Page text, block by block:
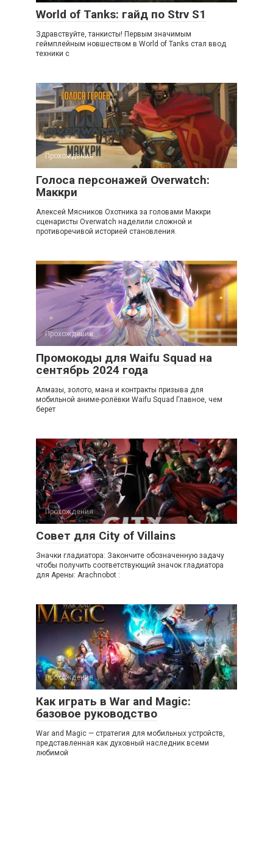
World of Tanks: гайд по Strv S1
Здравствуйте, танкисты! Первым значимым
геймплейным новшеством в World of Tanks стал ввод
техники с
Прохождения
Голоса персонажей Overwatch:
Маккри
Алексей Мясников Охотника за головами Маккри
сценаристы Overwatch наделили сложной и
противоречивой историей становления.
Прохождения
Промокоды для Waifu Squad на
сентябрь 2024 года
Алмазы, золото, мана и контракты призыва для
мобильной аниме-ролёвки Waifu Squad Главное, чем
берет
Прохождения
Совет для City of Villains
Значки гладиатора: Закончите обозначенную задачу
чтобы получить соответствующий значок гладиатора
для Арены: Arachnobot :
Прохождения
Как играть в War and Magic:
базовое руководство
War and Magic — стратегия для мобильных устройств,
представленная как духовный наследник всеми
любимой